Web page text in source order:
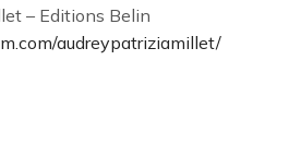
– Editions Belin
audreypatriziamillet/